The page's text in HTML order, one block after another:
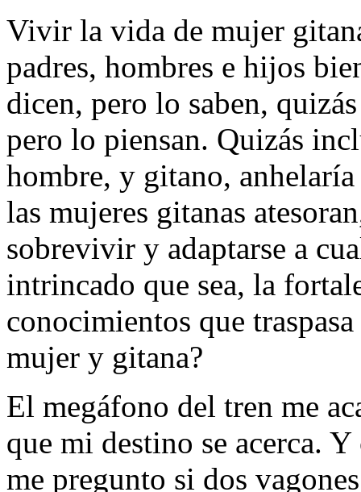
Vivir la vida de mujer
padres, hombres e hijos
dicen, pero lo saben,
pero lo piensan. Quizás
hombre, y gitano,
las mujeres gitanas
sobrevivir y adaptarse a
intrincado que sea, la
conocimientos que
mujer y gitana?
El megáfono del tren me
que mi destino se acerca.
me pregunto si dos